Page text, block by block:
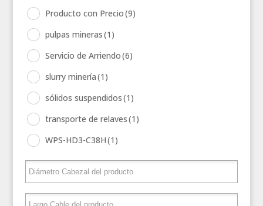
Producto con Precio(9)
pulpas mineras(1)
Servicio de Arriendo(6)
slurry minería(1)
sólidos suspendidos(1)
transporte de relaves(1)
WPS-HD3-C38H(1)